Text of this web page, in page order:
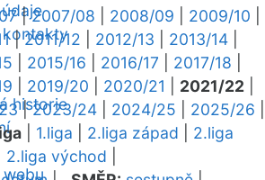
kontakty
historie
webu
|2007/08 2008/09 2009/10
|2011/12 2012/13 2013/14
2015/16 2016/17 2017/18
2019/20 2020/21 2021/22
|2023/24 2024/25 2025/26
1.liga 2.liga západ
2.liga
2.liga východ